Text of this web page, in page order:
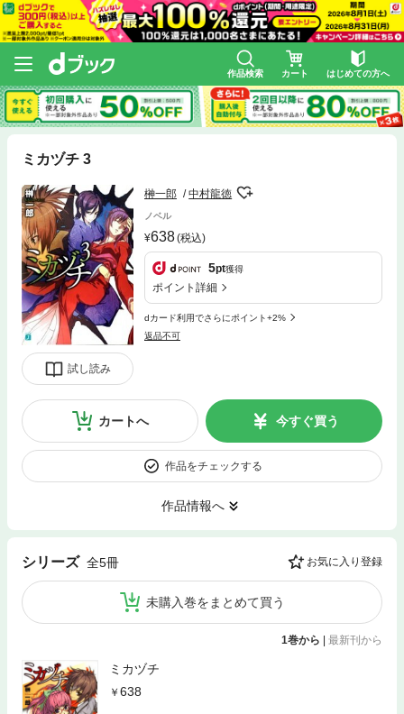
作品検索 カート はじめての方へ
ミカヅチ 3
試し読み
榊一郎 中村龍徳
ノベル
638(税込)
5pt獲得
ポイント詳細
dカード利用でさらにポイント+2%
返品不可
カートへ 今すぐ買う
作品をチェックする
作品情報へ
シリーズ 全5冊 お気に入り登録
未購入巻をまとめて買う
1巻から | 最新刊から
ミカヅチ
638